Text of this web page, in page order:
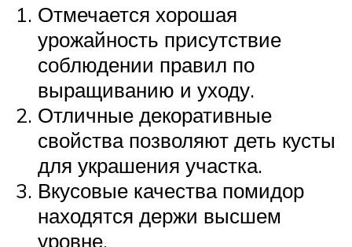
Отмечается хорошая
урожайность присутствие
соблюдении правил по
выращиванию и уходу.
Отличные декоративные
свойства позволяют деть кусты
для украшения участка.
Вкусовые качества помидор
находятся держи высшем
уровне.